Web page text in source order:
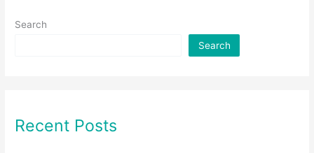
Search
Search
Recent Posts